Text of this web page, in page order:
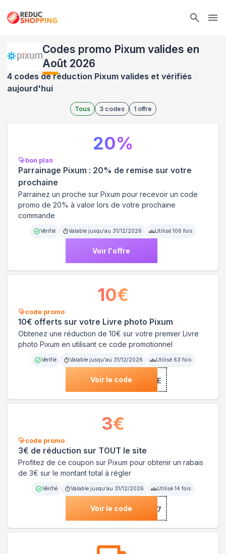
Codes promo Pixum valides en
Août 2026
4 codes de réduction Pixum valides et vérifiés
aujourd'hui
Tous 3 codes 1 offre
bon plan
Parrainage Pixum : 20% de remise sur votre
prochaine
Parrainez un proche sur Pixum pour recevoir un code
promo de 20% à valoir lors de votre prochaine
commande
Vérifié Valable jusqu'au 31/12/2026 Utilisé 106 fois
Voir l'offre
20%
code promo
10€ offerts sur votre Livre photo Pixum
Obtenez une réduction de 10€ sur votre premier Livre
photo Pixum en utilisant ce code promotionnel
Vérifié Valable jusqu'au 31/12/2026 Utilisé 63 fois
Voir le code
***BIENVENUE
10€
code promo
3€ de réduction sur TOUT le site
Profitez de ce coupon sur Pixum pour obtenir un rabais
de 3€ sur le montant total à régler
Vérifié Valable jusqu'au 31/12/2026 Utilisé 14 fois
Voir le code
***FDBD3A375637
3€